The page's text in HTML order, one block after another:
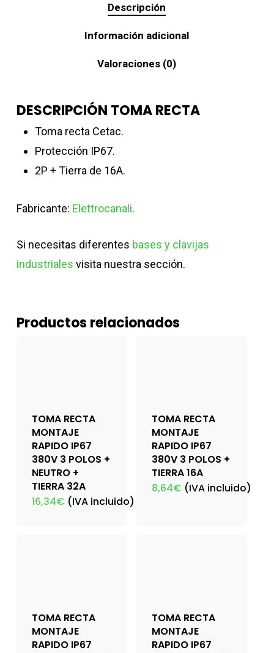
Descripción
Información adicional
Valoraciones (0)
DESCRIPCIÓN TOMA RECTA
Toma recta Cetac.
Protección IP67.
2P + Tierra de 16A.
Fabricante: Elettrocanali.
Si necesitas diferentes bases y clavijas
industriales visita nuestra sección.
Productos relacionados
TOMA RECTA
MONTAJE
RAPIDO IP67
380V 3 POLOS +
NEUTRO +
TIERRA 32A
16,34€ (IVA incluido)
TOMA RECTA
MONTAJE
RAPIDO IP67
380V 3 POLOS +
TIERRA 16A
8,64€ (IVA incluido)
TOMA RECTA
MONTAJE
RAPIDO IP67
TOMA RECTA
MONTAJE
RAPIDO IP67